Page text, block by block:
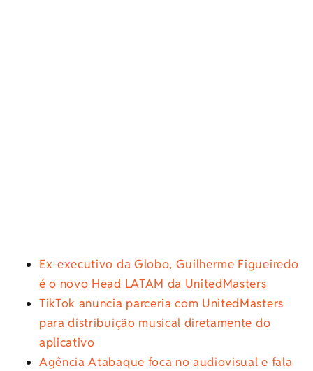
Ex-executivo da Globo, Guilherme Figueiredo
é o novo Head LATAM da UnitedMasters
TikTok anuncia parceria com UnitedMasters
para distribuição musical diretamente do
aplicativo
Agência Atabaque foca no audiovisual e fala